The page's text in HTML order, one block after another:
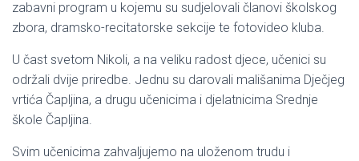
zabavni program u kojemu su sudjelovali članovi školskog
zbora, dramsko-recitatorske sekcije te fotovideo kluba.
U čast svetom Nikoli, a na veliku radost djece, učenici su
održali dvije priredbe. Jednu su darovali mališanima Dječjeg
vrtića Čapljina, a drugu učenicima i djelatnicima Srednje
škole Čapljina.
Svim učenicima zahvaljujemo na uloženom trudu i